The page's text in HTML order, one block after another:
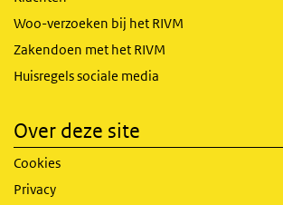
Woo-verzoeken bij het RIVM
Zakendoen met het RIVM
Huisregels sociale media
Over deze site
Cookies
Privacy